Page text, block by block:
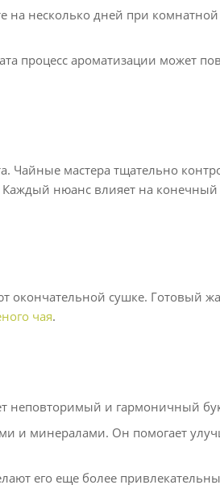
несколько дней при комнатной
процесс ароматизации может
Чайные мастера тщательно
нюанс влияет на конечный
окончательной сушке. Готовый
чая.
неповторимый и гармоничный
и минералами. Он помогает
его еще более